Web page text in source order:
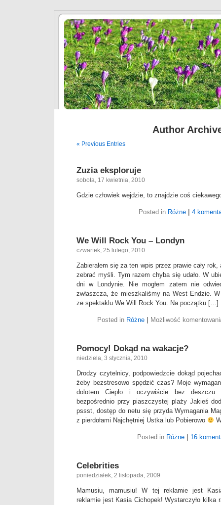
Author
« Previous Entries
Zuzia eksploruje
sobota, 17 kwietnia, 2010
Gdzie człowiek wejdzie, to znajdzie coś
Posted in Różne 4
We Will Rock You – Londyn
czwartek, 25 lutego, 2010
Zabierałem się za ten wpis przez prawie cały
zebrać myśli. Tym razem chyba się udało. W
dni w Londynie. Nie mogłem zatem nie
zwłaszcza, że mieszkaliśmy na West Endzie.
ze spektaklu We Will Rock You. Na początku […]
Posted in Różne Możliwość
Pomocy! Dokąd na wakacje?
niedziela, 3 stycznia, 2010
Drodzy czytelnicy, podpowiedzcie dokąd
żeby bezstresowo spędzić czas? Moje
dolotem Ciepło i oczywiście bez deszczu
bezpośrednio przy piaszczystej plaży Jakieś
pssst, dostęp do netu się przyda Wymagania
z pierdołami Najchętniej Ustka lub Pobierowo
Posted in Różne 16
Celebrities
poniedziałek, 2 listopada, 2009
Mamusiu, mamusiu! W tej reklamie jest
reklamie jest Kasia Cichopek! Wystarczyło kilka